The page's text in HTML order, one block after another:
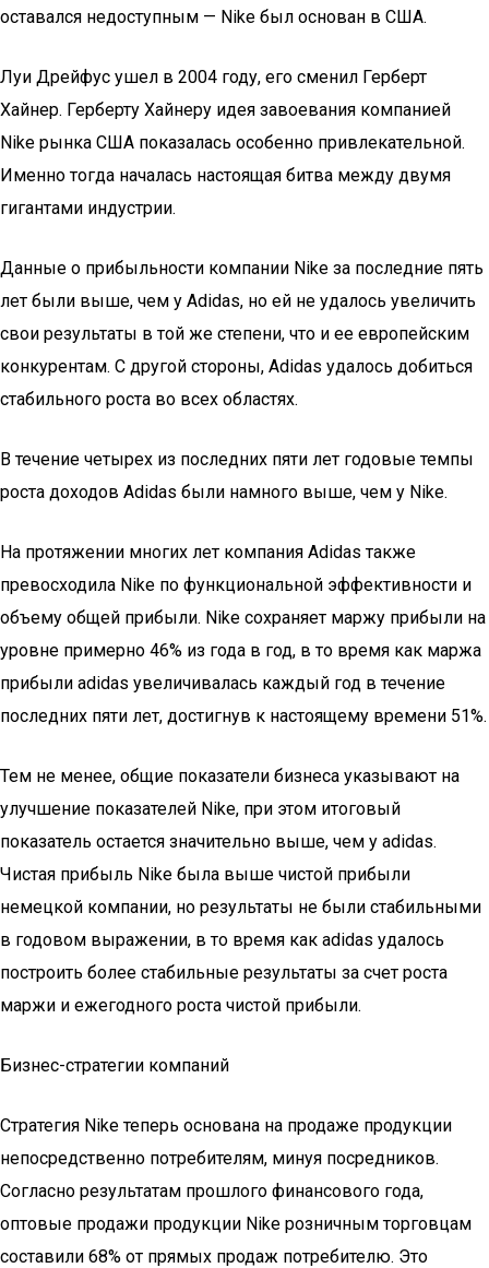
оставался недоступным — Nike был основан в США.
Луи Дрейфус ушел в 2004 году, его сменил Герберт
Хайнер. Герберту Хайнеру идея завоевания компанией
Nike рынка США показалась особенно привлекательной.
Именно тогда началась настоящая битва между двумя
гигантами индустрии.
Данные о прибыльности компании Nike за последние пять
лет были выше, чем у Adidas, но ей не удалось увеличить
свои результаты в той же степени, что и ее европейским
конкурентам. С другой стороны, Adidas удалось добиться
стабильного роста во всех областях.
В течение четырех из последних пяти лет годовые темпы
роста доходов Adidas были намного выше, чем у Nike.
На протяжении многих лет компания Adidas также
превосходила Nike по функциональной эффективности и
объему общей прибыли. Nike сохраняет маржу прибыли на
уровне примерно 46% из года в год, в то время как маржа
прибыли adidas увеличивалась каждый год в течение
последних пяти лет, достигнув к настоящему времени 51%.
Тем не менее, общие показатели бизнеса указывают на
улучшение показателей Nike, при этом итоговый
показатель остается значительно выше, чем у adidas.
Чистая прибыль Nike была выше чистой прибыли
немецкой компании, но результаты не были стабильными
в годовом выражении, в то время как adidas удалось
построить более стабильные результаты за счет роста
маржи и ежегодного роста чистой прибыли.
Бизнес-стратегии компаний
Стратегия Nike теперь основана на продаже продукции
непосредственно потребителям, минуя посредников.
Согласно результатам прошлого финансового года,
оптовые продажи продукции Nike розничным торговцам
составили 68% от прямых продаж потребителю. Это